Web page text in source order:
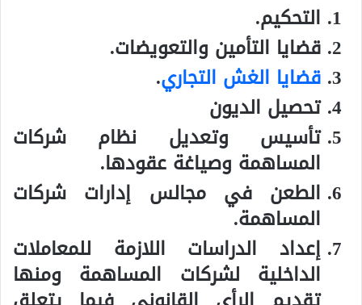
التحكيم.
قضايا التأمين والتعويضات.
قضايا الغش التجاري.
تحصيل الديون
تأسيس وتعديل نظام شركات
المساهمة وصياغة عقودها.
الطعن في مجالس إدارات شركات
المساهمة.
إعداد الدراسات اللازمة للمعاملات
الداخلية لشركات المساهمة ومنها